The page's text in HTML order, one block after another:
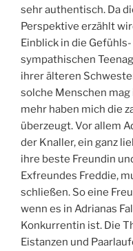
sehr authentisch. Da
Perspektive erzählt
Einblick in die
sympathischen
ihrer älteren
solche Menschen
mehr haben mich die
überzeugt. Vor allem
der Knaller, ein ganz
ihre beste Freundin
Exfreundes Freddie,
schließen. So eine
wenn es in Adrianas
Konkurrentin ist. Die
Eistanzen und